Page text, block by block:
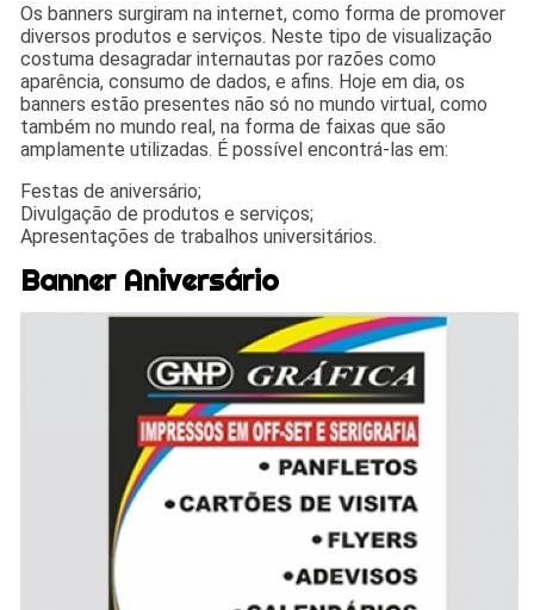
Os banners surgiram na internet, como forma de promover
diversos produtos e serviços. Neste tipo de visualização
costuma desagradar internautas por razões como
aparência, consumo de dados, e afins. Hoje em dia, os
banners estão presentes não só no mundo virtual, como
também no mundo real, na forma de faixas que são
amplamente utilizadas. É possível encontrá-las em:
Festas de aniversário;
Divulgação de produtos e serviços;
Apresentações de trabalhos universitários.
Banner Aniversário